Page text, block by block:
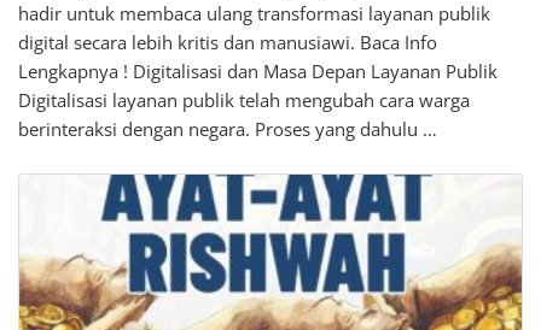
hadir untuk membaca ulang transformasi layanan publik
digital secara lebih kritis dan manusiawi. Baca Info
Lengkapnya ! Digitalisasi dan Masa Depan Layanan Publik
Digitalisasi layanan publik telah mengubah cara warga
berinteraksi dengan negara. Proses yang dahulu …